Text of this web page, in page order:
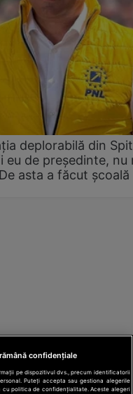
deplorabilă din
eu de președinte, nu
asta a făcut școală
confidențiale
pe dispozitivul dvs., precum identificatorii
Puteți accepta sau gestiona alegerile
cu politica de confidențialitate. Aceste alegeri